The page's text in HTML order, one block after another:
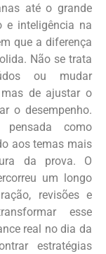
até o grande
e inteligência na
que a diferença
Não se trata
ou mudar
de ajustar o
o desempenho.
como
aos temas mais
da prova. O
um longo
revisões e
esse
real no dia da
estratégias